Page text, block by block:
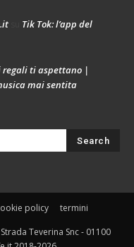
Tik Tok: l’app del
regali ti aspettano |
mai sentita
policy
termini
Teverina Snc - 01100